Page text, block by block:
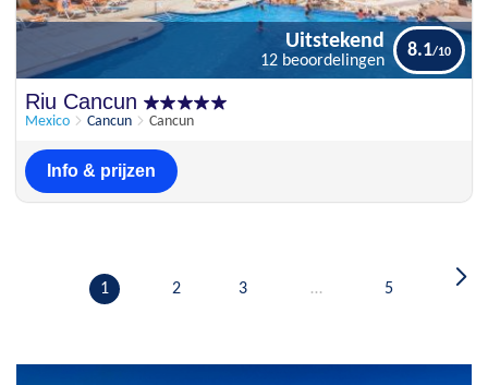
Riu Cancun
Mexico Cancun Cancun
Uitstekend
12 beoordelingen
8.1
Info & prijzen
1 2 3 … 5